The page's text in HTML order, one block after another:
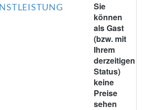
Sie
können
als Gast
(bzw. mit
Ihrem
derzeitigen
Status)
keine
Preise
sehen